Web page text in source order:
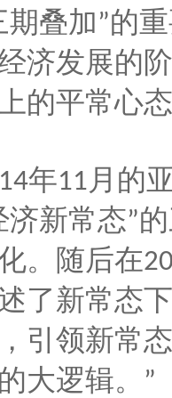
期叠加”的
济发展的
的平常心
年11 月的
济新常态”
。随后在
了新常态
引领新常
大逻辑。
”